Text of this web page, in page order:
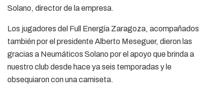
Solano, director de la empresa.
Los jugadores del Full Energía Zaragoza, acompañados
también por el presidente Alberto Meseguer, dieron las
gracias a Neumáticos Solano por el apoyo que brinda a
nuestro club desde hace ya seis temporadas y le
obsequiaron con una camiseta.